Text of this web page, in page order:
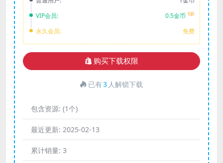
VIP会员:
0.5金币 5折
永久会员: 免费
购买下载权限
已有3 人解锁下载
包含资源: (1个)
最近更新: 2025-02-13
累计销量: 3